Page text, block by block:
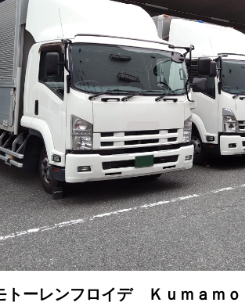
トーレンフロイデ Ｋｕｍａｍ